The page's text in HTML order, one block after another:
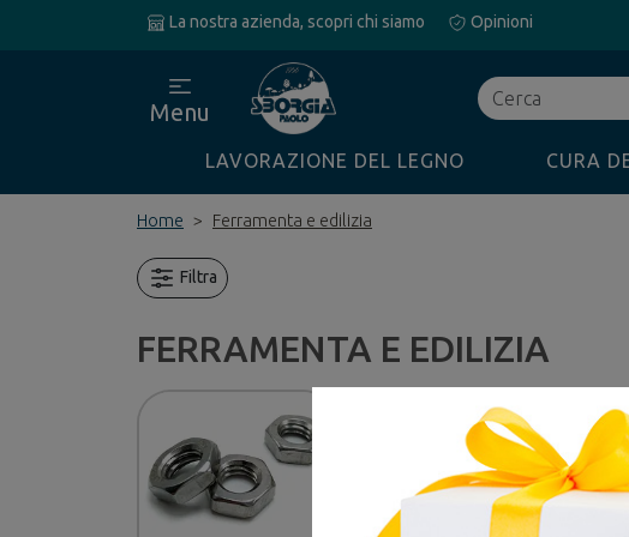
La nostra azienda, scopri chi siamo Opinioni
Cerca
Menu
LAVORAZIONE DEL LEGNO CURA
Home Ferramenta e edilizia
Filtra
FERRAMENTA E EDILIZIA